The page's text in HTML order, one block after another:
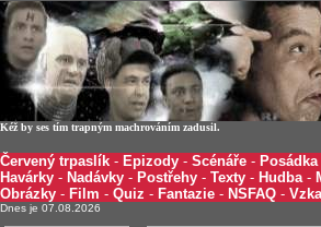
Kéž by ses tím trapným machrováním zadusil.
Červený trpaslík - Epizody - Scénáře - Posádka
Havárky - Nadávky - Postřehy - Texty - Hudba-
Obrázky - Film - Quiz - Fantazie - NSFAQ -
Dnes je 07.08.2026